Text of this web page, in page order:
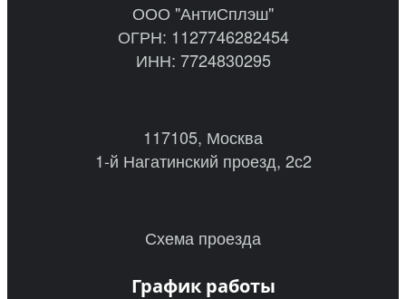
ООО "АнтиСплэш"
ОГРН: 1127746282454
ИНН: 7724830295
117105, Москва
1-й Нагатинский проезд, 2с2
Схема проезда
График работы